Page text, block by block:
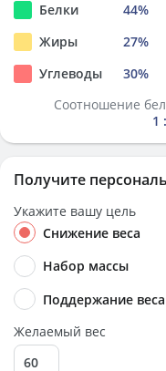
Белки 44%
Жиры
27%
Углеводы
30%
Соотношение
1
Получите
Укажите вашу цель
Снижение веса
Набор массы
Поддержание веса
Желаемый вес